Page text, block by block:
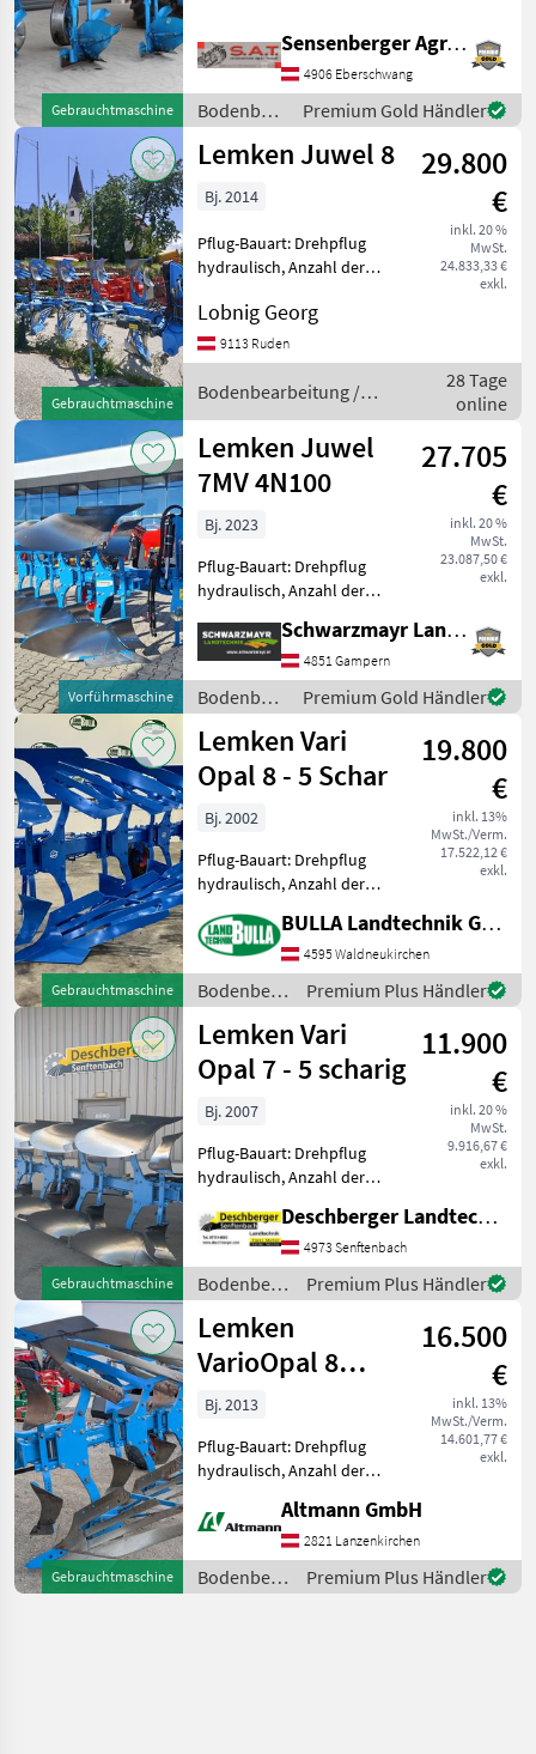
Gebrauchtmaschine
Schnittbreitenverstellung,
Steinsicherung, Stützrad
Lemken Opal 7 -4 schar
Wender -Vor
Sensenberger Agrar-Technik
4906 Eberschwang
Bodenbearbeitung
/ Lemken
Premium Gold Händler
Gebrauchtmaschine
Lemken Juwel 8
29.800
€
inkl. 20 %
MwSt.
24.833,33 €
exkl.
Bj. 2014
Pflug-Bauart: Drehpflug
hydraulisch, Anzahl der
Maiseinleger, hydr.
Schnittbreitenverstellung,
Steinsicherung,
Streifenkörper, Stützrad,
Lobnig Georg
9113 Ruden
Bodenbearbeitung /
Lemken
28 Tage
online
Vorführmaschine
Lemken Juwel
7MV 4N100
27.705
€
inkl. 20 %
MwSt.
23.087,50 €
exkl.
Bj. 2023
Pflug-Bauart: Drehpflug
hydraulisch, Anzahl der
Maiseinleger, Scheibensech,
hydr.
Schnittbreitenverstellung,
Stützrad, Vorschäler Nr.
63168 Volldrehpfl
Schwarzmayr Landtechnik GmbH - Gampern
4851 Gampern
Bodenbearbeitung
/ Lemken
Premium Gold Händler
Gebrauchtmaschine
Lemken Vari
Opal 8 - 5 Schar
19.800
€
inkl. 13%
MwSt./Verm.
17.522,12 €
exkl.
Bj. 2002
Pflug-Bauart: Drehpflug
hydraulisch, Anzahl der
Vorschäler, Scheibensech,
hydr.
Schnittbreitenverstellung,
Stützrad LEMKEN Pflug Vari
Opal 8 +
BULLA Landtechnik GmbH
4595 Waldneukirchen
Bodenbearbeitung
/ Lemken
Premium Plus Händler
Gebrauchtmaschine
Lemken Vari
Opal 7 - 5 scharig
11.900
€
inkl. 20 %
MwSt.
9.916,67 €
exkl.
Bj. 2007
Pflug-Bauart: Drehpflug
hydraulisch, Anzahl der
hydr.
Schnittbreitenverstellung,
Stützrad, Vorschäler
Gebrauchter Pflug Lemken
Vari Opal 7 -
Deschberger Landtechnik GmbH
4973 Senftenbach
Bodenbearbeitung
/ Lemken
Premium Plus Händler
Gebrauchtmaschine
Lemken
VarioOpal 8
5Schar
Streifenkörper
16.500
€
inkl. 13%
MwSt./Verm.
14.601,77 €
exkl.
Bj. 2013
Pflug-Bauart: Drehpflug
hydraulisch, Anzahl der
Maiseinleger, hydr.
Schnittbreitenverstellung,
Streifenkörper, Stützrad 5
Schar Lemken VariOpal
Altmann GmbH
2821 Lanzenkirchen
Bodenbearbeitung
/ Lemken
Premium Plus Händler